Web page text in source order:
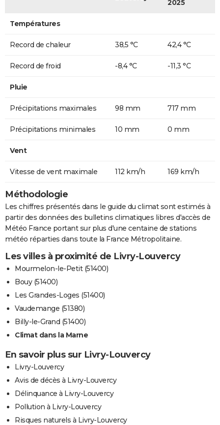
2025
Températures
Record de chaleur 38,5 °C 42,4 °C
Record de froid -8,4 °C -11,3 °C
Pluie
Précipitations maximales 98 mm 717 mm
Précipitations minimales 10 mm 0 mm
Vent
Vitesse de vent maximale 112 km/h 169 km/h
Méthodologie
Les chiffres présentés dans le guide du climat sont estimés à
partir des données des bulletins climatiques libres d'accès de
Météo France portant sur plus d'une centaine de stations
météo réparties dans toute la France Métropolitaine.
Les villes à proximité de Livry-Louvercy
Mourmelon-le-Petit (51400)
Bouy (51400)
Les Grandes-Loges (51400)
Vaudemange (51380)
Billy-le-Grand (51400)
Climat dans la Marne
En savoir plus sur Livry-Louvercy
Livry-Louvercy
Avis de décès à Livry-Louvercy
Délinquance à Livry-Louvercy
Pollution à Livry-Louvercy
Risques naturels à Livry-Louvercy